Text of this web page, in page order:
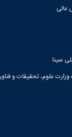
سینا
علوم، تحقیقات و فناوری